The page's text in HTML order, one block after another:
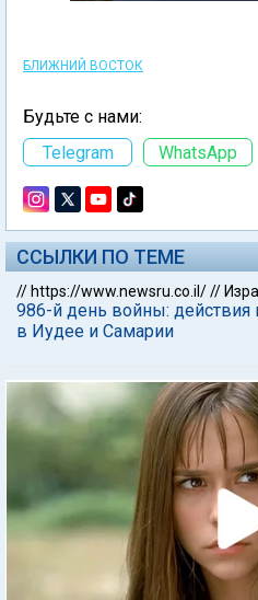
БЛИЖНИЙ ВОСТОК
Будьте с нами:
Telegram
WhatsApp
ССЫЛКИ ПО ТЕМЕ
// https://www.newsru.co.il///
986-й день войны: действия
в Иудее и Самарии